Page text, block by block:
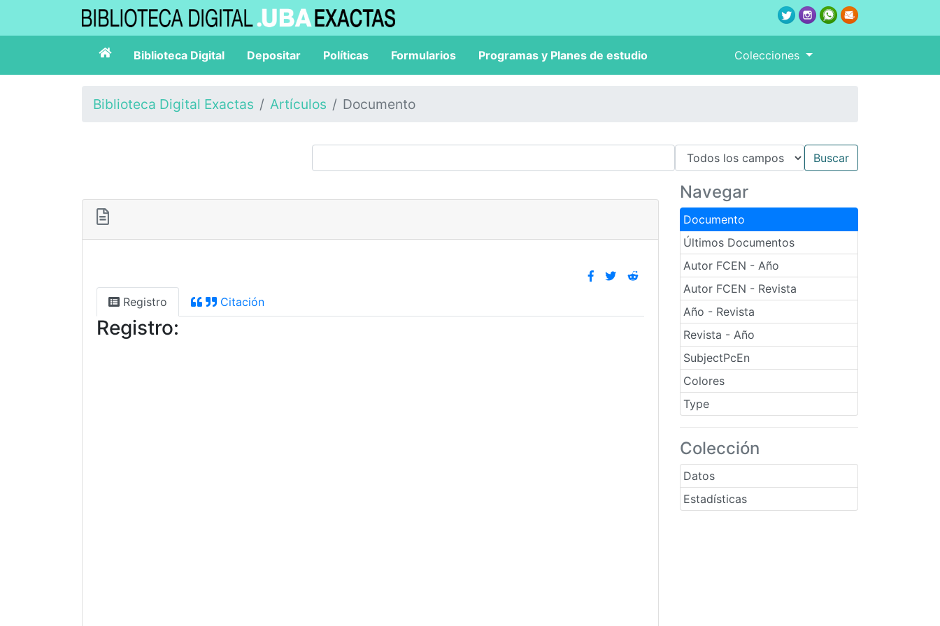
Biblioteca Digital Depositar Políticas Formularios Programas y Planes de estudio Colecciones
Biblioteca Digital Exactas Artículos Documento
Navegar
Documento
Últimos Documentos
Autor FCEN - Año
Autor FCEN - Revista
Año - Revista
Revista - Año
SubjectPcEn
Colores
Type
Colección
Datos
Estadísticas
Registro Citación
Registro: